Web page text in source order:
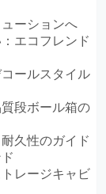
ーションへ
エコフレンド
ールスタイル
段ボール箱の
久性のガイド
レージキャビ